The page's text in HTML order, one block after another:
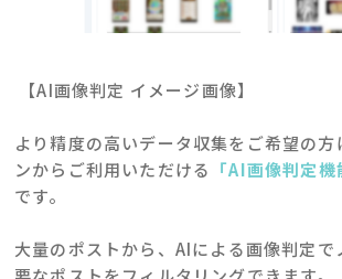
【AI画像判定 イメージ画像】
より精度の高いデータ収集をご希望の
ンからご利用いただける 「AI画像判定機
です。
大量のポストから、AIによる画像判定で